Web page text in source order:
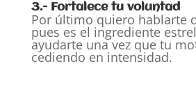
3.- Fortalece tu voluntad
Por último quiero hablarte
pues es el ingrediente
ayudarte una vez que tu
cediendo en intensidad.